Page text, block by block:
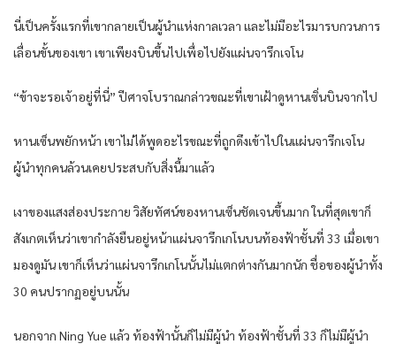
นี่เป็นครั้งแรกที่เขากลายเป็นผู้นำแห่งกาลเวลา และไม่มีอะไรมารบกวนการ
เลื่อนขั้นของเขา เขาเพียงบินขึ้นไปเพื่อไปยังแผ่นจารึกเจโน
“ข้าจะรอเจ้าอยู่ที่นี่” ปีศาจโบราณกล่าวขณะที่เขาเฝ้าดูหานเซิ่นบินจากไป
หานเซ็นพยักหน้า เขาไม่ได้พูดอะไรขณะที่ถูกดึงเข้าไปในแผ่นจารึกเจโน
ผู้นำทุกคนล้วนเคยประสบกับสิ่งนี้มาแล้ว
เงาของแสงส่องประกาย วิสัยทัศน์ของหานเซ็นชัดเจนขึ้นมาก ในที่สุดเขาก็
สังเกตเห็นว่าเขากำลังยืนอยู่หน้าแผ่นจารึกเกโนบนท้องฟ้าชั้นที่ 33 เมื่อเขา
มองดูมัน เขาก็เห็นว่าแผ่นจารึกเกโนนั้นไม่แตกต่างกันมากนัก ชื่อของผู้นำทั้ง
30 คนปรากฏอยู่บนนั้น
นอกจาก Ning Yue แล้ว ท้องฟ้านั้นก็ไม่มีผู้นำ ท้องฟ้าชั้นที่ 33 ก็ไม่มีผู้นำ